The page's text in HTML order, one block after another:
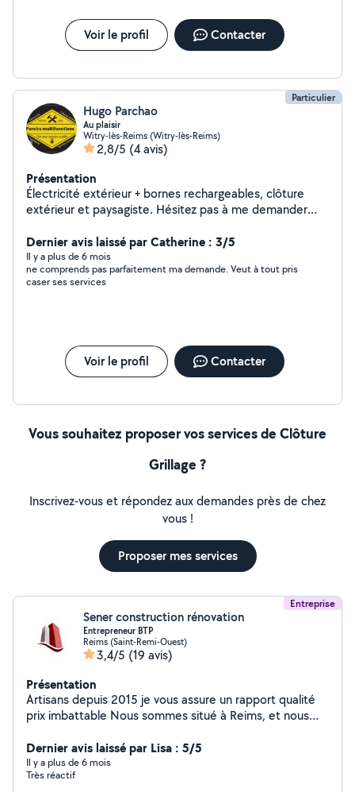
Voir le profil Contacter
Particulier
Hugo Parchao
Au plaisir
Witry-lès-Reims (Witry-lès-Reims)
2,8/5 (4 avis)
Présentation
Électricité extérieur + bornes rechargeables, clôture
extérieur et paysagiste. Hésitez pas à me demander
qualité. A bientôt au plaisir de vous aider Pour me
Contactez plus rapidement envoyé un message
Dernier avis laissé par Catherine : 3/5
Il y a plus de 6 mois
ne comprends pas parfaitement ma demande. Veut à tout pris
caser ses services
Voir le profil Contacter
Vous souhaitez proposer vos services de Clôture
Grillage ?
Inscrivez-vous et répondez aux demandes près de chez
vous !
Proposer mes services
Entreprise
Sener construction rénovation
Entrepreneur BTP
Reims (Saint-Remi-Ouest)
3,4/5 (19 avis)
Présentation
Artisans depuis 2015 je vous assure un rapport qualité
prix imbattable Nous sommes situé à Reims, et nous
plusieurs corps de métier. Nous avons également la
possibilité d'intervenir pour de la décoration d'intérieur
et aménagement extérieur. Nous avons des équipes
Dernier avis laissé par Lisa : 5/5
Il y a plus de 6 mois
Très réactif